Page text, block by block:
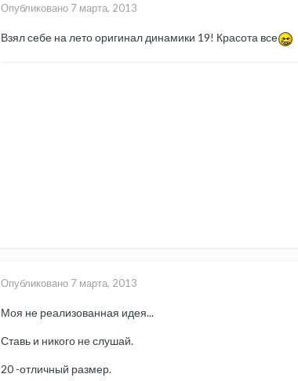
Опубликовано 7 марта, 2013
Взял себе на лето оригинал динамики 19! Красота все
Опубликовано 7 марта, 2013
Моя не реализованная идея...
Ставь и никого не слушай.
20 -отличный размер.